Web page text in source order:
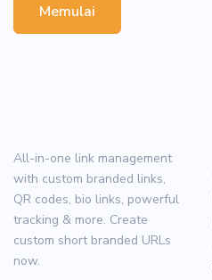
Memulai
All-in-one link management
with custom branded links,
QR codes, bio links, powerful
tracking & more. Create
custom short branded URLs
now.